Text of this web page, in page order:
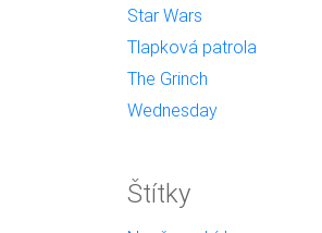
Star Wars
Tlapková patrola
The Grinch
Wednesday
Štítky